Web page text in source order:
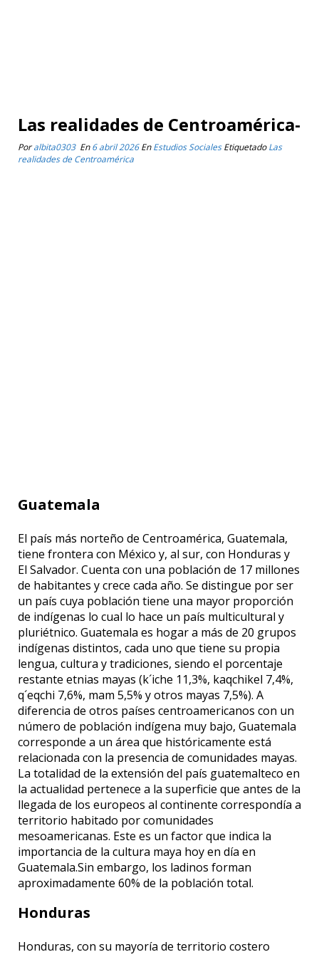
Las realidades de Centroamérica-
Poralbita0303 En6 abril 2026 EnEstudios Sociales EtiquetadoLas
realidades de Centroamérica
Guatemala
El país más norteño de Centroamérica, Guatemala,
tiene frontera con México y, al sur, con Honduras y
El Salvador. Cuenta con una población de 17 millones
de habitantes y crece cada año. Se distingue por ser
un país cuya población tiene una mayor proporción
de indígenas lo cual lo hace un país multicultural y
pluriétnico. Guatemala es hogar a más de 20 grupos
indígenas distintos, cada uno que tiene su propia
lengua, cultura y tradiciones, siendo el porcentaje
restante etnias mayas (k´iche 11,3%, kaqchikel 7,4%,
q´eqchi 7,6%, mam 5,5% y otros mayas 7,5%). A
diferencia de otros países centroamericanos con un
número de población indígena muy bajo, Guatemala
corresponde a un área que históricamente está
relacionada con la presencia de comunidades mayas.
La totalidad de la extensión del país guatemalteco en
la actualidad pertenece a la superficie que antes de la
llegada de los europeos al continente correspondía a
territorio habitado por comunidades
mesoamericanas. Este es un factor que indica la
importancia de la cultura maya hoy en día en
Guatemala.Sin embargo, los ladinos forman
aproximadamente 60% de la población total.
Honduras
Honduras, con su mayoría de territorio costero